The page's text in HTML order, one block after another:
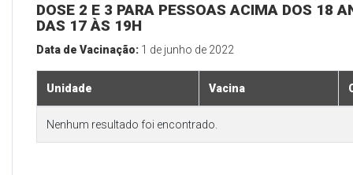
DOSE 2 E 3 PARA PESSOAS ACIMA DOS 18
DAS 17 ÀS 19H
Data de Vacinação: 1 de junho de 2022
Unidade Vacina
Nenhum resultado foi encontrado.